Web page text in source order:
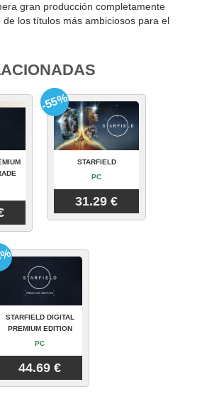
gran producción completamente
los títulos más ambiciosos para el
STARFIELD
PC
31.29 €
-55%
STARFIELD DIGITAL
PREMIUM EDITION
PC
44.69 €